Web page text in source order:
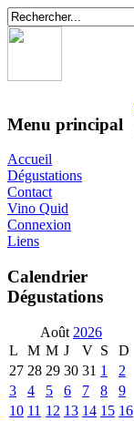
Menu principal
Accueil
Dégustations
Contact
Vino Quid
Connexion
Liens
Calendrier
Dégustations
Août 2026
L
M M J V S
D
27 28 29 30 31 1
2
3
4 5 6 7 8
9
10 11 12 13 14 15 16